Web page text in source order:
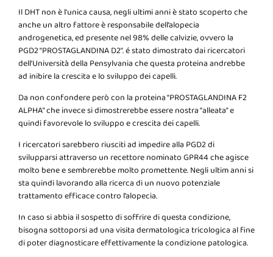
Il DHT non è l’unica causa, negli ultimi anni è stato scoperto che
anche un altro fattore è responsabile dell’alopecia
androgenetica, ed presente nel 98% delle calvizie, ovvero la
PGD2 “PROSTAGLANDINA D2”. é stato dimostrato dai ricercatori
dell’Università della Pensylvania che questa proteina andrebbe
ad inibire la crescita e lo sviluppo dei capelli.
Da non confondere però con la proteina “PROSTAGLANDINA F2
ALPHA” che invece si dimostrerebbe essere nostra “alleata” e
quindi favorevole lo sviluppo e crescita dei capelli.
I ricercatori sarebbero riusciti ad impedire alla PGD2 di
svilupparsi attraverso un recettore nominato GPR44 che agisce
molto bene e sembrerebbe molto promettente. Negli ultim anni si
sta quindi lavorando alla ricerca di un nuovo potenziale
trattamento efficace contro l’alopecia.
In caso si abbia il sospetto di soffrire di questa condizione,
bisogna sottoporsi ad una visita dermatologica tricologica al fine
di poter diagnosticare effettivamente la condizione patologica.